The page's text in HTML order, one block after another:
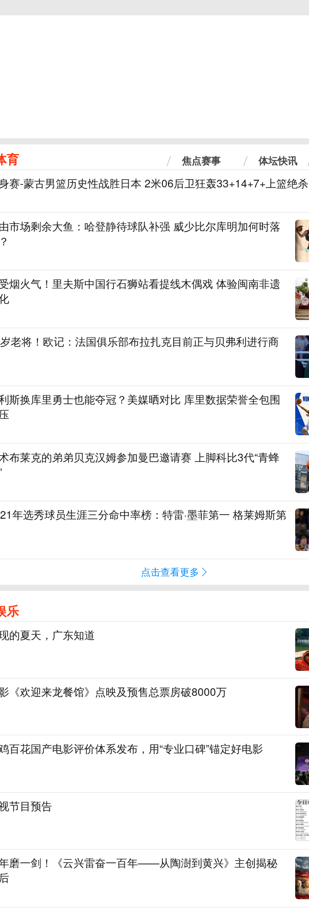
育 焦点赛事 体坛快讯
赛-蒙古男篮历史性战胜日本 2米06后卫狂轰33+14+7+上篮绝杀
市场剩余大鱼：哈登静待球队补强 威少比尔库明加何时落
烟火气！里夫斯中国行石狮站看提线木偶戏 体验闽南非遗
老将！欧记：法国俱乐部布拉扎克目前正与贝弗利进行商
斯换库里勇士也能夺冠？美媒晒对比 库里数据荣誉全包围
布莱克的弟弟贝克汉姆参加曼巴邀请赛 上脚科比3代“青蜂
年选秀球员生涯三分命中率榜：特雷·墨菲第一 格莱姆斯第
点击查看更多
乐
的夏天，广东知道
《欢迎来龙餐馆》点映及预售总票房破8000万
百花国产电影评价体系发布，用“专业口碑”锚定好电影
节目预告
磨一剑！《云兴雷奋一百年——从陶澍到黄兴》主创揭秘